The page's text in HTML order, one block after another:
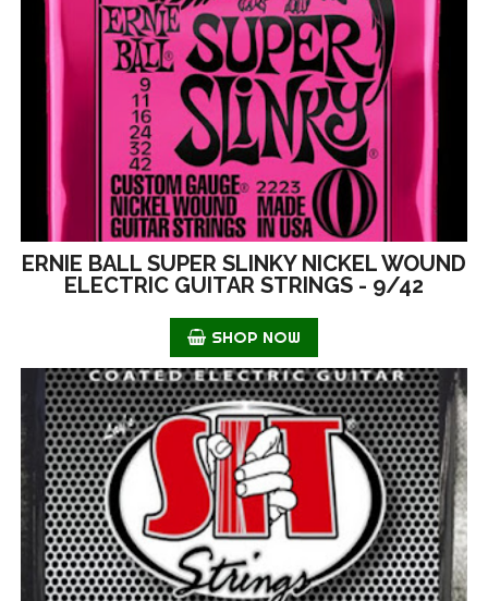
ERNIE BALL SUPER SLINKY NICKEL WOUND
ELECTRIC GUITAR STRINGS - 9/42
SHOP NOW